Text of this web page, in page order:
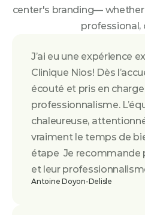
center's branding— whether
professional,
J’ai eu une expérience
Clinique Nios! Dès
écouté et pris en
professionnalisme.
chaleureuse,
vraiment le temps de
étape  Je recommande
et leur
Antoine Doyon-Delisle